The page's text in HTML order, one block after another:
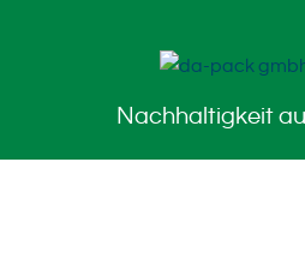
Nachhaltigkeit